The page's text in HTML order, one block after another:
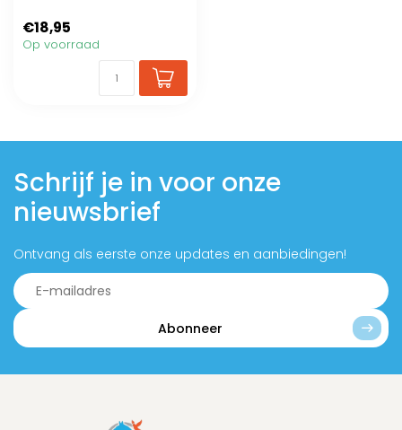
€18,95
Op voorraad
Schrijf je in voor onze
nieuwsbrief
Ontvang als eerste onze updates en aanbiedingen!
Abonneer